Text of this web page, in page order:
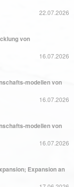
22.07.2026
von
16.07.2026
modellen von
16.07.2026
modellen von
16.07.2026
Expansion an